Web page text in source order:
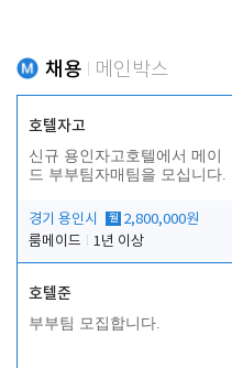
채용 메인박스
호텔자고
신규 용인자고호텔에서 메이
드 부부팀자매팀을 모십니다.
경기 용인시 월 2,800,000원
룸메이드
1년 이상
호텔준
부부팀 모집합니다.